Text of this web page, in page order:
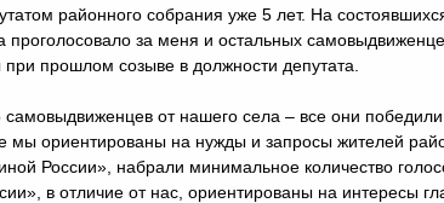
районного собрания уже 5 лет. На
проголосовало за меня и остальных
прошлом созыве в должности депутата.
самовыдвиженцев от нашего села – все они
мы ориентированы на нужды и запросы жителей
России», набрали минимальное количество
в отличие от нас, ориентированы на интересы